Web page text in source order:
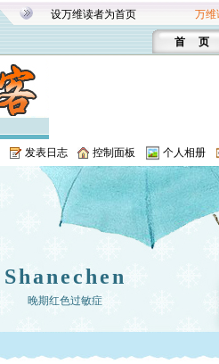
设万维读者为首页 万维
首 页
发表日志 控制面板 个人相册
Shanechen
晚期红色过敏症